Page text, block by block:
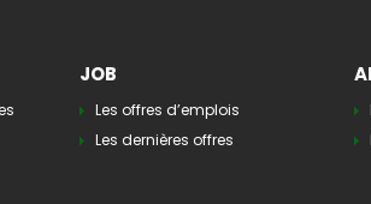
JOB
Les offres d’emplois
Les dernières offres